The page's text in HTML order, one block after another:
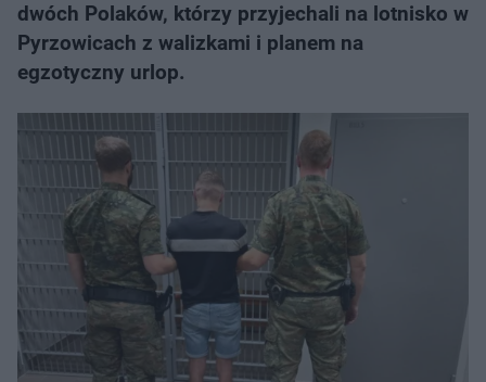
dwóch Polaków, którzy przyjechali na lotnisko w
Pyrzowicach z walizkami i planem na
egzotyczny urlop.